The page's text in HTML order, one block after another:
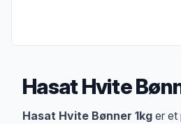
Hasat Hvite
Produktbeskrivelse
Hasat Hvite Bønner 1kg er et